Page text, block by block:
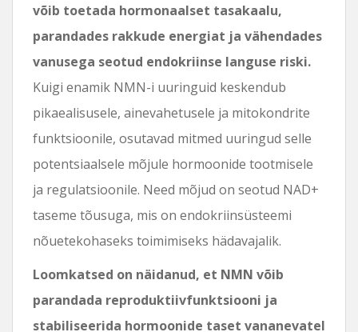
võib toetada hormonaalset tasakaalu,
parandades rakkude energiat ja vähendades
vanusega seotud endokriinse languse riski.
Kuigi enamik NMN-i uuringuid keskendub
pikaealisusele, ainevahetusele ja mitokondrite
funktsioonile, osutavad mitmed uuringud selle
potentsiaalsele mõjule hormoonide tootmisele
ja regulatsioonile. Need mõjud on seotud NAD+
taseme tõusuga, mis on endokriinsüsteemi
nõuetekohaseks toimimiseks hädavajalik.
Loomkatsed on näidanud, et NMN võib
parandada reproduktiivfunktsiooni ja
stabiliseerida hormoonide taset vananevatel